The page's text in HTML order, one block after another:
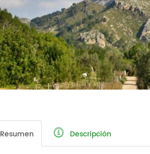
Resumen Descripción